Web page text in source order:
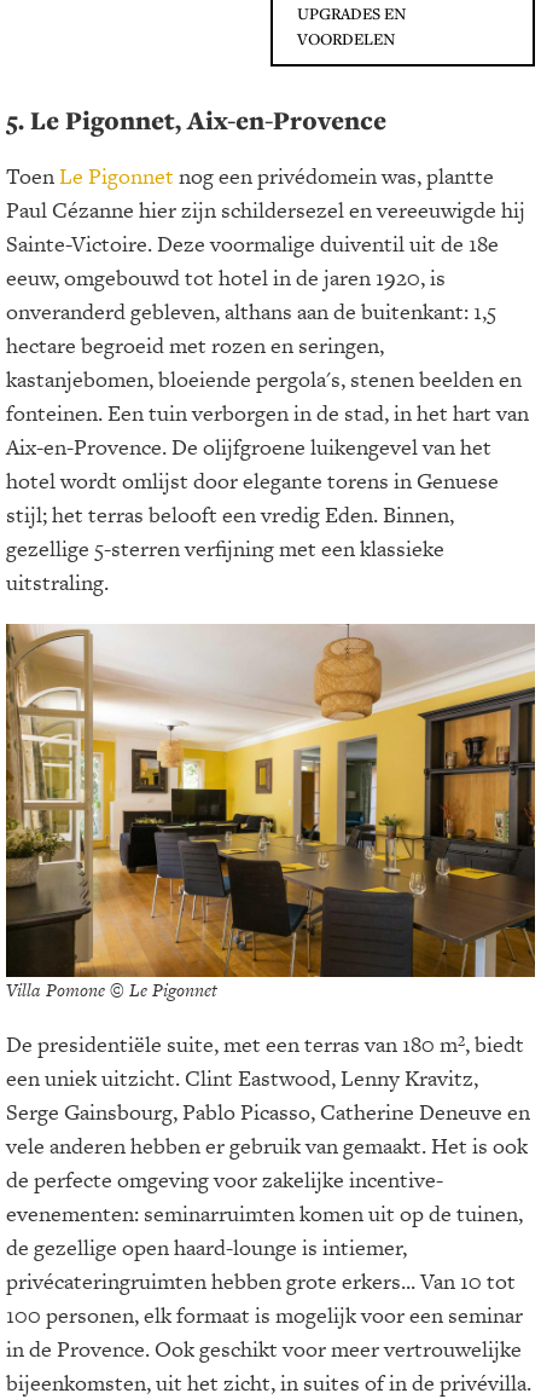
UPGRADES EN
VOORDELEN
5. Le Pigonnet, Aix-en-Provence
ToenLe Pigonnet nog een privédomein was, plantte
Paul Cézanne hier zijn schildersezel en vereeuwigde hij
Sainte-Victoire. Deze voormalige duiventil uit de 18e
eeuw, omgebouwd tot hotel in de jaren 1920, is
onveranderd gebleven, althans aan de buitenkant: 1,5
hectare begroeid met rozen en seringen,
kastanjebomen, bloeiende pergola's, stenen beelden en
fonteinen. Een tuin verborgen in de stad, in het hart van
Aix-en-Provence. De olijfgroene luikengevel van het
hotel wordt omlijst door elegante torens in Genuese
stijl; het terras belooft een vredig Eden. Binnen,
gezellige 5-sterren verfijning met een klassieke
uitstraling.
Villa Pomone © Le Pigonnet
De presidentiële suite, met een terras van 180 m², biedt
een uniek uitzicht. Clint Eastwood, Lenny Kravitz,
Serge Gainsbourg, Pablo Picasso, Catherine Deneuve en
vele anderen hebben er gebruik van gemaakt. Het is ook
de perfecte omgeving voor zakelijke incentive-
evenementen: seminarruimten komen uit op de tuinen,
de gezellige open haard-lounge is intiemer,
privécateringruimten hebben grote erkers... Van 10 tot
100 personen, elk formaat is mogelijk voor een seminar
in de Provence. Ook geschikt voor meer vertrouwelijke
bijeenkomsten, uit het zicht, in suites of in de privévilla.